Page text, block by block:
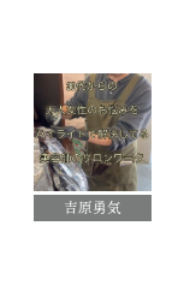
吉原勇気